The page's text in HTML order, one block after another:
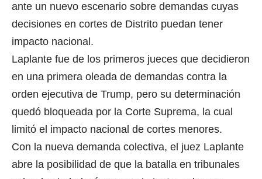
ante un nuevo escenario sobre demandas cuyas
decisiones en cortes de Distrito puedan tener
impacto nacional.
Laplante fue de los primeros jueces que decidieron
en una primera oleada de demandas contra la
orden ejecutiva de Trump, pero su determinación
quedó bloqueada por la Corte Suprema, la cual
limitó el impacto nacional de cortes menores.
Con la nueva demanda colectiva, el juez Laplante
abre la posibilidad de que la batalla en tribunales